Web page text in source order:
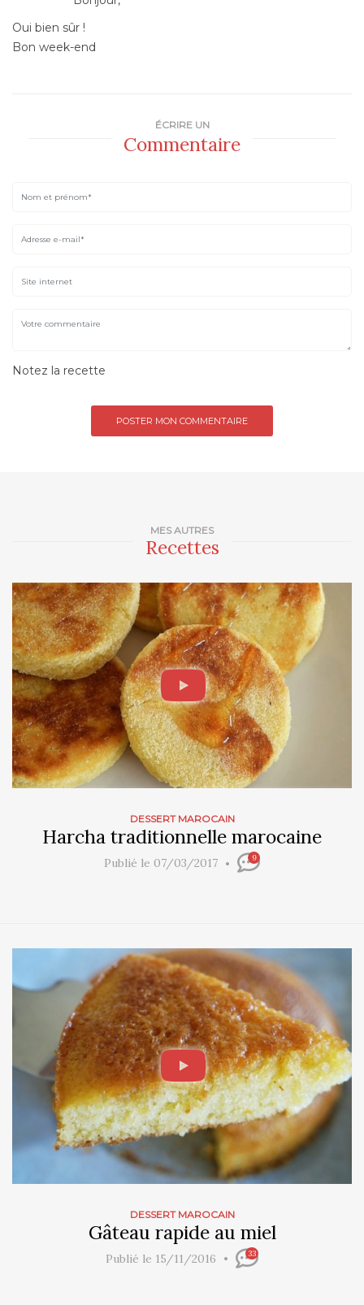
MES AUTRES
Recettes
DESSERT MAROCAIN
Harcha traditionnelle marocaine
Publié le 07/03/2017 9
DESSERT MAROCAIN
Gâteau rapide au miel
Publié le 15/11/2016 33
Oui bien sûr !
Bon week-end
ÉCRIRE UN
Commentaire
Notez la recette